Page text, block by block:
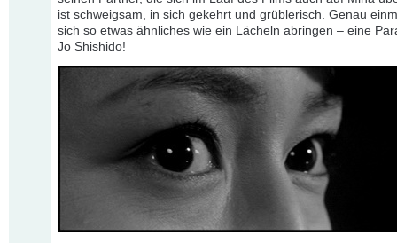
ist schweigsam, in sich gekehrt und grüblerisch. Genau
sich so etwas ähnliches wie ein Lächeln abringen – eine
Jō Shishido!